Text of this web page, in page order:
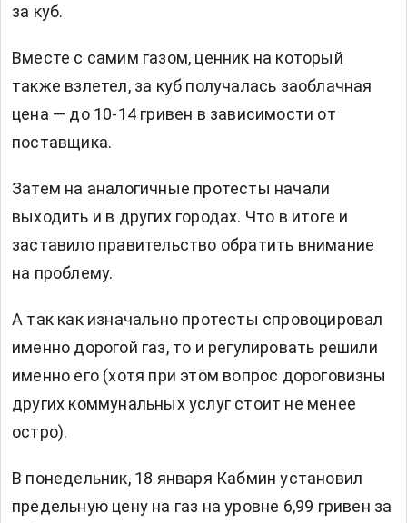
за куб.
Вместе с самим газом, ценник на который
также взлетел, за куб получалась заоблачная
цена — до 10-14 гривен в зависимости от
поставщика.
Затем на аналогичные протесты начали
выходить и в других городах. Что в итоге и
заставило правительство обратить внимание
на проблему.
А так как изначально протесты спровоцировал
именно дорогой газ, то и регулировать решили
именно его (хотя при этом вопрос дороговизны
других коммунальных услуг стоит не менее
остро).
В понедельник, 18 января Кабмин установил
предельную цену на газ на уровне 6,99 гривен за